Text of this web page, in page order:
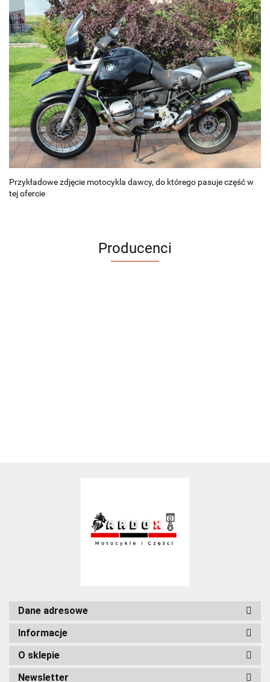
Przykładowe zdjęcie motocykla dawcy, do którego pasuje część w
tej ofercie
Producenci
Dane adresowe
Informacje
O sklepie
Newsletter